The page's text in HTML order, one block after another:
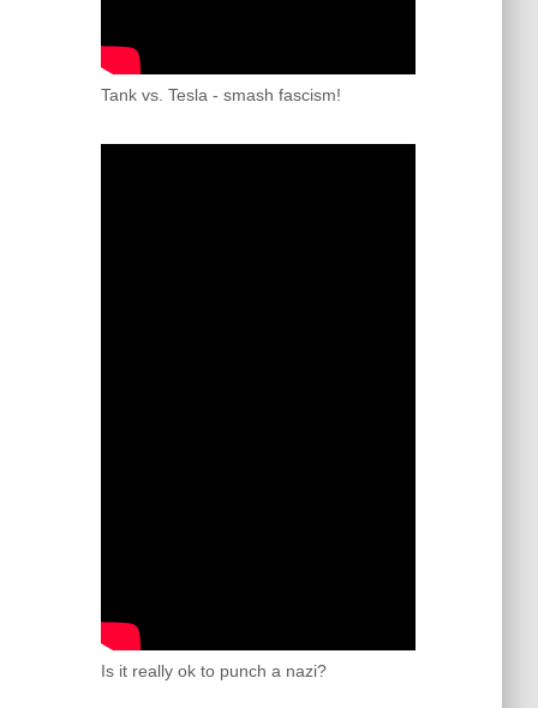
Tank vs. Tesla - smash fascism!
Is it really ok to punch a nazi?